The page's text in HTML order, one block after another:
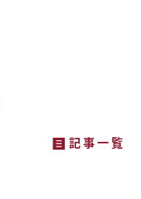
記事一覧